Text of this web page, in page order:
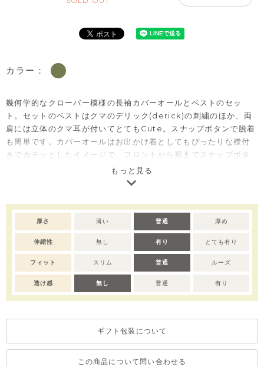
カラー：
幾何学的なクローバー模様の長袖カバーオールとベストのセッ
ト。セットのベストはクマのデリック(derick)の刺繍のほか、両
肩には立体のクマ耳が付いてとてもCute。スナップボタンで脱着
も簡単です。カバーオールはお出かけ着としてもぴったりな襟付
きでカチッとしたイメージで、フロントから裾までスナップボタ
同柄で、セットアップ(M254STB03P)もございます。
もっと見る
厚さ 薄い 普通 厚め
伸縮性 無し 有り とても有り
フィット スリム 普通 ルーズ
透け感 無し 普通 有り
ギフト包装について
この商品について問い合わせる